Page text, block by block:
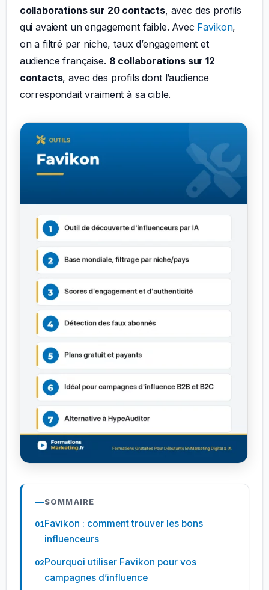
collaborations sur 20 contacts, avec des profils
qui avaient un engagement faible. Avec Favikon,
on a filtré par niche, taux d’engagement et
audience française. 8 collaborations sur 12
contacts, avec des profils dont l’audience
correspondait vraiment à sa cible.
SOMMAIRE
Favikon : comment trouver les bons
influenceurs
Pourquoi utiliser Favikon pour vos
campagnes d’influence